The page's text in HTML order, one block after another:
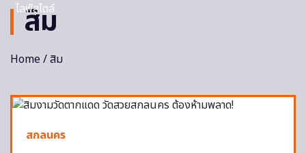
ไลฟ์สไตล์
สิม
Home/ สิม
สกลนคร